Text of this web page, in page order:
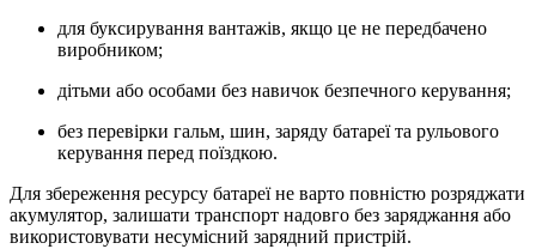
для буксирування вантажів, якщо це не передбачено
виробником;
дітьми або особами без навичок безпечного керування;
без перевірки гальм, шин, заряду батареї та рульового
керування перед поїздкою.
Для збереження ресурсу батареї не варто повністю розряджати
акумулятор, залишати транспорт надовго без заряджання або
використовувати несумісний зарядний пристрій.